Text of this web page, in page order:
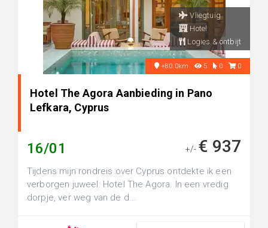
Vliegtuig
Hotel
Logies & ontbijt
+80.0km 5 0 0
Hotel The Agora Aanbieding in Pano
Lefkara, Cyprus
16/01 +/- € 937
Tijdens mijn rondreis over Cyprus ontdekte ik een
verborgen juweel: Hotel The Agora. In een vredig
dorpje, ver weg van de d...